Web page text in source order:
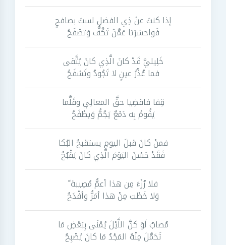
إذا كنتَ عنْ ذِي الفضلِ لستَ بصافحٍ
فَواحسْرَتا عَمَّنْ تَكُفُّ وَتصْفَحُ
خَلِيليَّ قَدْ كانَ الَّذِي كانَ يُتَّقى
فما عُذْرُ عينٍ لا تَجُودُ وتَسْفَحُ
قِفا فاقضِيا حقَّ المعالِي وقَلَّما
يَقُومُ بِه دَمْعٌ يَجُمُّ وَيطْفَحُ
فمنْ كانَ قبلَ اليومِ يستقبحُ البُكا
فَقَدْ حَسُنَ اليَوْمَ الَّذِي كانَ يَقْبُحُ
فلا رُزْءَ مِن هذا أعمُّ مُصِيبة ً
وَلا خَطْبَ مِنْ هذا أمَرُّ وأفْدَحُ
مُصابٌ لَوَ کنَّ اللَّيْلَ يُمْنَى بِبَعْضِ مَا
تَحَمَّلَ مِنْهُ المَجْدُ مَا كانَ يُصْبِحُ